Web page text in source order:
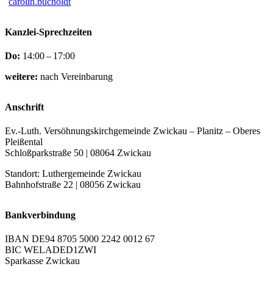
Kanzlei-Sprechzeiten
Do: 14:00 – 17:00
weitere: nach Vereinbarung
Anschrift
Ev.-Luth. Versöhnungskirchgemeinde Zwickau – Planitz – Oberes
Pleißental
Schloßparkstraße 50 | 08064 Zwickau
Standort: Luthergemeinde Zwickau
Bahnhofstraße 22 | 08056 Zwickau
Bankverbindung
IBAN DE94 8705 5000 2242 0012 67
BIC WELADED1ZWI
Sparkasse Zwickau